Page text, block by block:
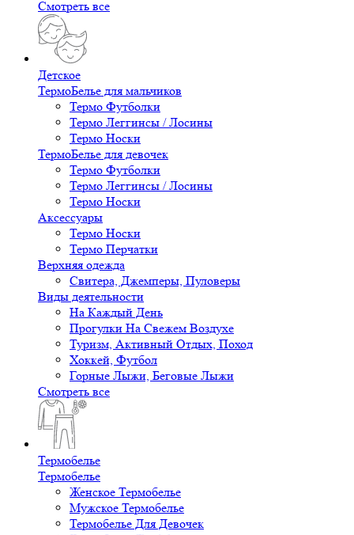
Смотреть все
Детское
ТермоБелье для мальчиков
Термо Футболки
Термо Леггинсы / Лосины
Термо Носки
ТермоБелье для девочек
Термо Футболки
Термо Леггинсы / Лосины
Термо Носки
Аксессуары
Термо Носки
Термо Перчатки
Верхняя одежда
Свитера, Джемперы, Пуловеры
Виды деятельности
На Каждый День
Прогулки На Свежем Воздухе
Туризм, Активный Отдых, Поход
Хоккей, Футбол
Горные Лыжи, Беговые Лыжи
Смотреть все
Термобелье
Термобелье
Женское Термобелье
Мужское Термобелье
Термобелье Для Девочек